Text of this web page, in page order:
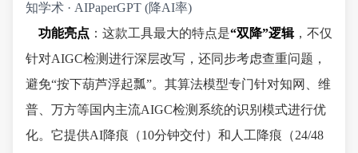
知学术 · AIPaperGPT (降AI率)
功能亮点 ：这款工具最大的特点是“双降”逻辑，不仅
针对AIGC检测进行深层改写，还同步考虑查重问题，
避免“按下葫芦浮起瓢”。其算法模型专门针对知网、维
普、万方等国内主流AIGC检测系统的识别模式进行优
化。它提供AI降痕（10分钟交付）和人工降痕（24/48